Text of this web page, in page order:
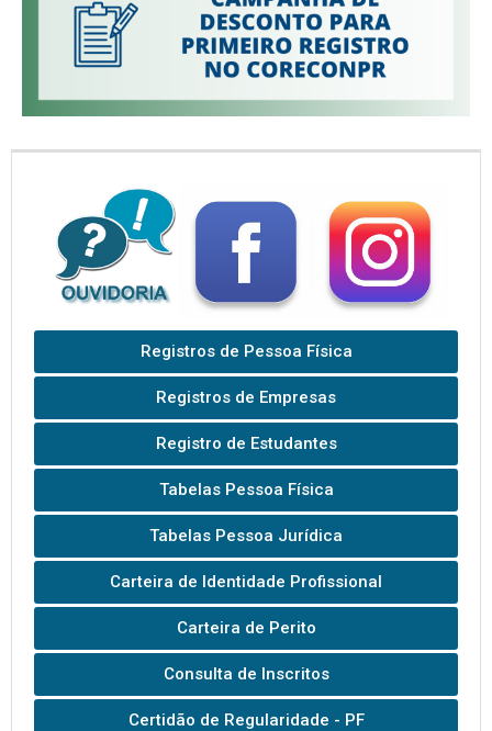
Registros de Pessoa Física
Registros de Empresas
Registro de Estudantes
Tabelas Pessoa Física
Tabelas Pessoa Jurídica
Carteira de Identidade Profissional
Carteira de Perito
Consulta de Inscritos
Certidão de Regularidade - PF